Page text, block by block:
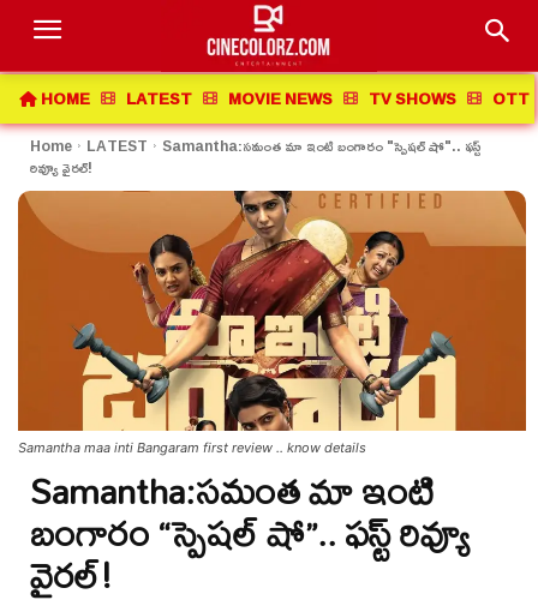
HOME LATEST MOVIE NEWS TV SHOWS OTT
Home LATEST Samantha:సమంత మా ఇంటి బంగారం "స్పెషల్ షో".. ఫస్ట్
రివ్యూ వైరల్!
Samantha maa inti Bangaram first review .. know details
Samantha:సమంత మా ఇంటి
బంగారం “స్పెషల్ షో”.. ఫస్ట్ రివ్యూ
వైరల్!